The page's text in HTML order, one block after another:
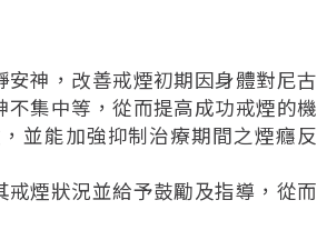
神，改善戒煙初期因身體對尼古
集中等，從而提高成功戒煙的機
並能加強抑制治療期間之煙癮反
煙狀況並給予鼓勵及指導，從而